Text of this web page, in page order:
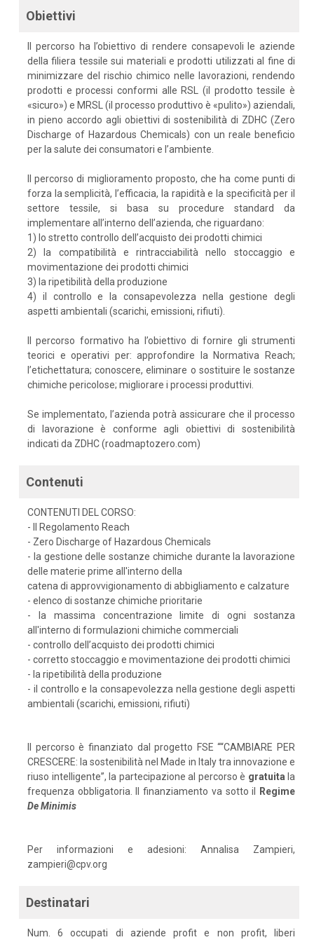
Obiettivi
Il percorso ha l’obiettivo di rendere consapevoli le aziende
della filiera tessile sui materiali e prodotti utilizzati al fine di
minimizzare del rischio chimico nelle lavorazioni, rendendo
prodotti e processi conformi alle RSL (il prodotto tessile è
«sicuro») e MRSL (il processo produttivo è «pulito») aziendali,
in pieno accordo agli obiettivi di sostenibilità di ZDHC (Zero
Discharge of Hazardous Chemicals) con un reale beneficio
per la salute dei consumatori e l’ambiente.
Il percorso di miglioramento proposto, che ha come punti di
forza la semplicità, l’efficacia, la rapidità e la specificità per il
settore tessile, si basa su procedure standard da
implementare all’interno dell’azienda, che riguardano:
1) lo stretto controllo dell’acquisto dei prodotti chimici
2) la compatibilità e rintracciabilità nello stoccaggio e
movimentazione dei prodotti chimici
3) la ripetibilità della produzione
4) il controllo e la consapevolezza nella gestione degli
aspetti ambientali (scarichi, emissioni, rifiuti).
Il percorso formativo ha l’obiettivo di fornire gli strumenti
teorici e operativi per: approfondire la Normativa Reach;
l’etichettatura; conoscere, eliminare o sostituire le sostanze
chimiche pericolose; migliorare i processi produttivi.
Se implementato, l’azienda potrà assicurare che il processo
di lavorazione è conforme agli obiettivi di sostenibilità
indicati da ZDHC (roadmaptozero.com)
Contenuti
CONTENUTI DEL CORSO:
- Il Regolamento Reach
- Zero Discharge of Hazardous Chemicals
- la gestione delle sostanze chimiche durante la lavorazione
delle materie prime all'interno della
catena di approvvigionamento di abbigliamento e calzature
- elenco di sostanze chimiche prioritarie
- la massima concentrazione limite di ogni sostanza
all'interno di formulazioni chimiche commerciali
- controllo dell’acquisto dei prodotti chimici
- corretto stoccaggio e movimentazione dei prodotti chimici
- la ripetibilità della produzione
- il controllo e la consapevolezza nella gestione degli aspetti
ambientali (scarichi, emissioni, rifiuti)
Il percorso è finanziato dal progetto FSE ““CAMBIARE PER
CRESCERE: la sostenibilità nel Made in Italy tra innovazione e
riuso intelligente”, la partecipazione al percorso è gratuita la
frequenza obbligatoria. Il finanziamento va sotto il
Regime
DeMinimis
Per informazioni e adesioni: Annalisa Zampieri,
zampieri@cpv.org
Destinatari
Num. 6 occupati di aziende profit e non profit, liberi